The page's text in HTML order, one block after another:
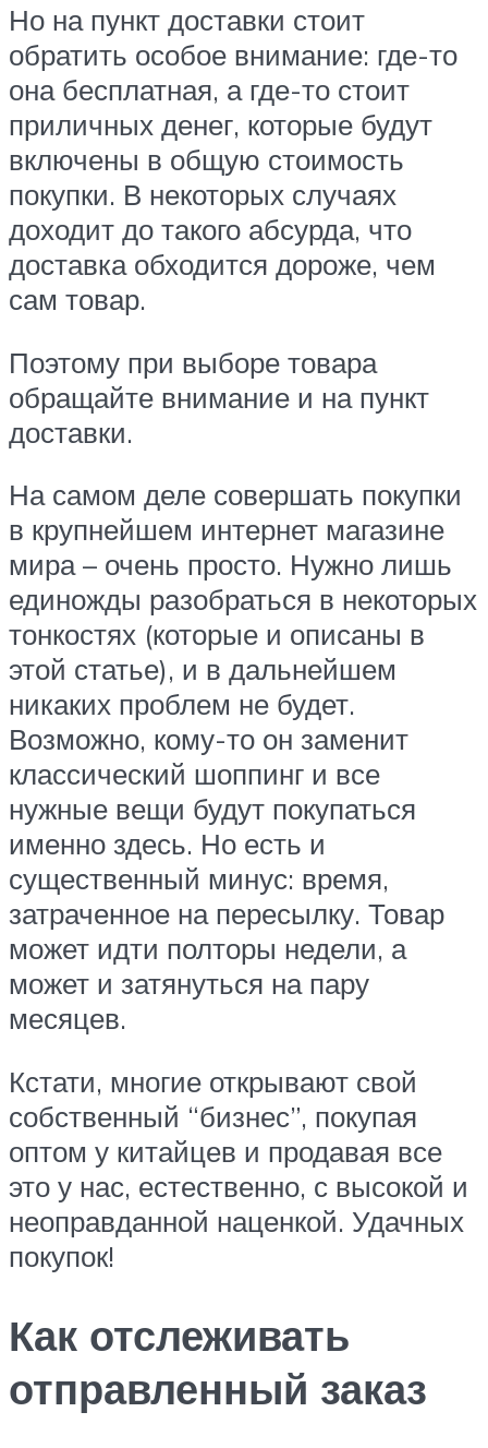
Но на пункт доставки стоит
обратить особое внимание: где-то
она бесплатная, а где-то стоит
приличных денег, которые будут
включены в общую стоимость
покупки. В некоторых случаях
доходит до такого абсурда, что
доставка обходится дороже, чем
сам товар.
Поэтому при выборе товара
обращайте внимание и на пункт
доставки.
На самом деле совершать покупки
в крупнейшем интернет магазине
мира – очень просто. Нужно лишь
единожды разобраться в некоторых
тонкостях (которые и описаны в
этой статье), и в дальнейшем
никаких проблем не будет.
Возможно, кому-то он заменит
классический шоппинг и все
нужные вещи будут покупаться
именно здесь. Но есть и
существенный минус: время,
затраченное на пересылку. Товар
может идти полторы недели, а
может и затянуться на пару
месяцев.
Кстати, многие открывают свой
собственный “бизнес”, покупая
оптом у китайцев и продавая все
это у нас, естественно, с высокой и
неоправданной наценкой. Удачных
покупок!
Как отслеживать
отправленный заказ